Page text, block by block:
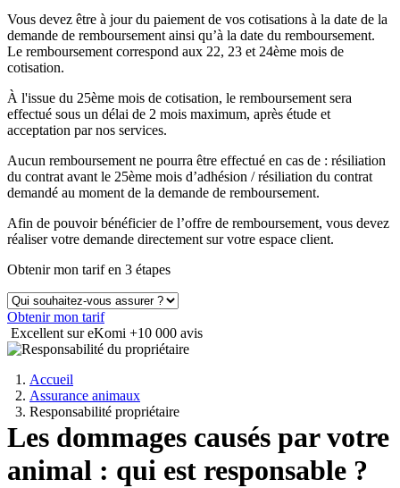
Vous devez être à jour du paiement de vos cotisations à la date de la
demande de remboursement ainsi qu’à la date du remboursement.
Le remboursement correspond aux 22, 23 et 24ème mois de
cotisation.
À l'issue du 25ème mois de cotisation, le remboursement sera
effectué sous un délai de 2 mois maximum, après étude et
acceptation par nos services.
Aucun remboursement ne pourra être effectué en cas de : résiliation
du contrat avant le 25ème mois d’adhésion / résiliation du contrat
demandé au moment de la demande de remboursement.
Afin de pouvoir bénéficier de l’offre de remboursement, vous devez
réaliser votre demande directement sur votre espace client.
Obtenir mon tarif en 3 étapes
Obtenir mon tarif
Excellent sur eKomi +10 000 avis
Accueil
Assurance animaux
Responsabilité propriétaire
Les dommages causés par votre
animal : qui est responsable ?